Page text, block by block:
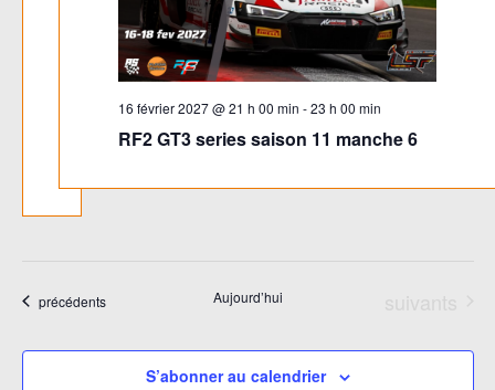
RF2 GT3 series saison 11 manche 6
16 février 2027 @ 21 h 00 min -23 h 00 min
Évènements
précédents Aujourd’hui
S’abonner au calendrier